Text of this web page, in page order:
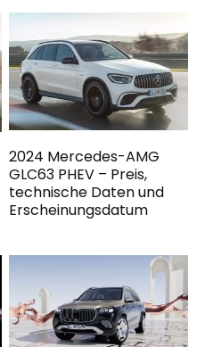
2024 Mercedes-AMG
GLC63 PHEV – Preis,
technische Daten und
Erscheinungsdatum